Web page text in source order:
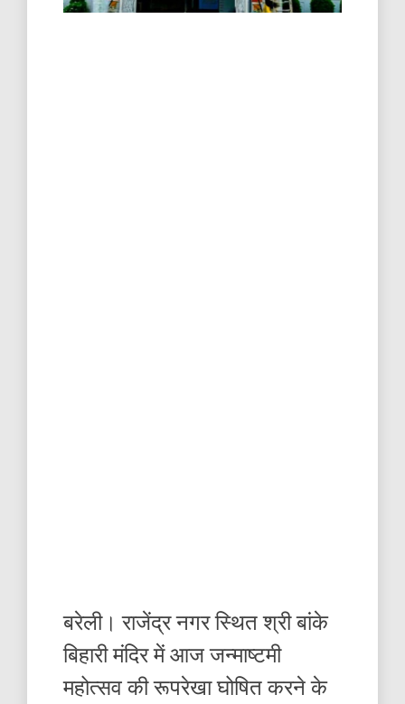
बरेली। राजेंद्र नगर स्थित श्री बांके
बिहारी मंदिर में आज जन्माष्टमी
महोत्सव की रूपरेखा घोषित करने के